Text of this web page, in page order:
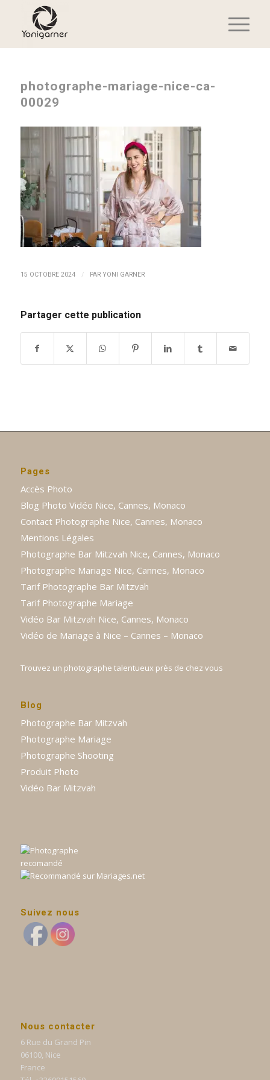
photographe-mariage-nice-ca-
00029
15 OCTOBRE 2024 / PAR YONI GARNER
Partager cette publication
Pages
Accès Photo
Blog Photo Vidéo Nice, Cannes, Monaco
Contact Photographe Nice, Cannes, Monaco
Mentions Légales
Photographe Bar Mitzvah Nice, Cannes, Monaco
Photographe Mariage Nice, Cannes, Monaco
Tarif Photographe Bar Mitzvah
Tarif Photographe Mariage
Vidéo Bar Mitzvah Nice, Cannes, Monaco
Vidéo de Mariage à Nice – Cannes – Monaco
Trouvez un photographe talentueux près de chez vous
Blog
Photographe Bar Mitzvah
Photographe Mariage
Photographe Shooting
Produit Photo
Vidéo Bar Mitzvah
Suivez nous
Nous contacter
6 Rue du Grand Pin
06100, Nice
France